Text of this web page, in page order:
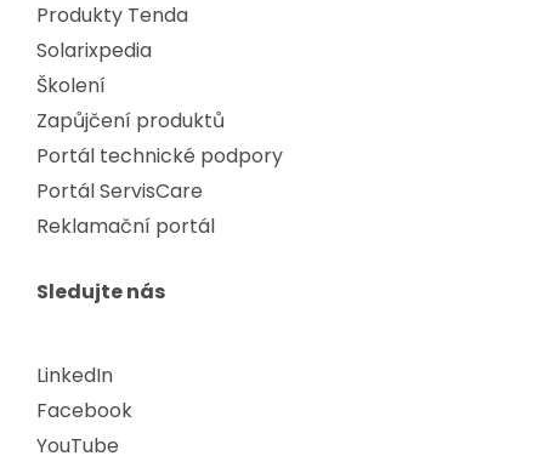
Produkty Tenda
Solarixpedia
Školení
Zapůjčení produktů
Portál technické podpory
Portál ServisCare
Reklamační portál
Sledujte nás
LinkedIn
Facebook
YouTube